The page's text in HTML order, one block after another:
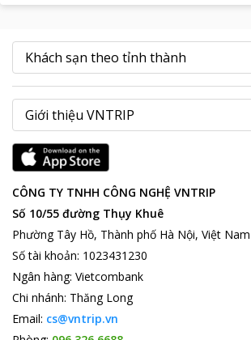
CÔNG TY TNHH CÔNG NGHỆ VNTRIP
Số 10/55 đường Thụy Khuê
Phường Tây Hồ, Thành phố Hà Nội, Việt Nam
Số tài khoản: 1023431230
Ngân hàng: Vietcombank
Chi nhánh: Thăng Long
Email: cs@vntrip.vn